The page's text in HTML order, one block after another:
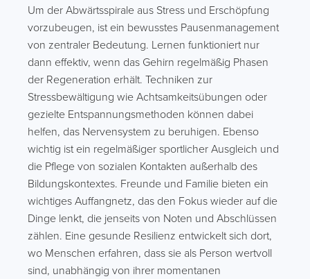
Um der Abwärtsspirale aus Stress und Erschöpfung
vorzubeugen, ist ein bewusstes Pausenmanagement
von zentraler Bedeutung. Lernen funktioniert nur
dann effektiv, wenn das Gehirn regelmäßig Phasen
der Regeneration erhält. Techniken zur
Stressbewältigung wie Achtsamkeitsübungen oder
gezielte Entspannungsmethoden können dabei
helfen, das Nervensystem zu beruhigen. Ebenso
wichtig ist ein regelmäßiger sportlicher Ausgleich und
die Pflege von sozialen Kontakten außerhalb des
Bildungskontextes. Freunde und Familie bieten ein
wichtiges Auffangnetz, das den Fokus wieder auf die
Dinge lenkt, die jenseits von Noten und Abschlüssen
zählen. Eine gesunde Resilienz entwickelt sich dort,
wo Menschen erfahren, dass sie als Person wertvoll
sind, unabhängig von ihrer momentanen